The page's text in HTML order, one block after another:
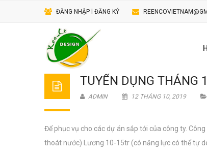
ĐĂNG NHẬP ĐĂNG KÝ
TUYỂN DỤNG THÁNG
ADMIN 12 THÁNG 10, 2019
Để phục vụ cho các dự án sắp tới của công ty.
thoát nước) Lương 10-15tr (có năng lực có thể tự